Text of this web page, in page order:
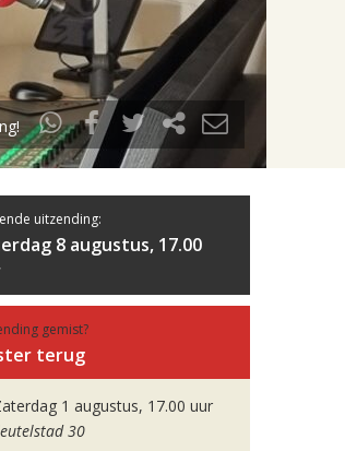
uitzending:
8 augustus, 17.00
gemist?
terug
1 augustus, 17.00 uur
30